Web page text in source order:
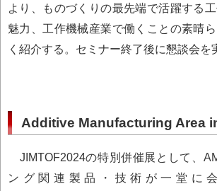
より、ものづくりの最先端で活躍する
魅力、工作機械産業で働くことの素晴
く紹介する。セミナー終了後に懇談会を
Additive Manufacturing Area
JIMTOF2024の特別併催展として、
ング関連製品・技術が一堂に